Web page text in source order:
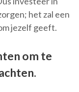
het zal een
jezelf geeft.
om te